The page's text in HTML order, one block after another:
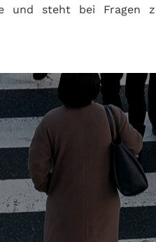
und steht bei Fragen